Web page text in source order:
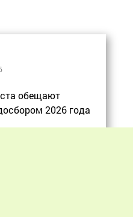
обещают
2026 года